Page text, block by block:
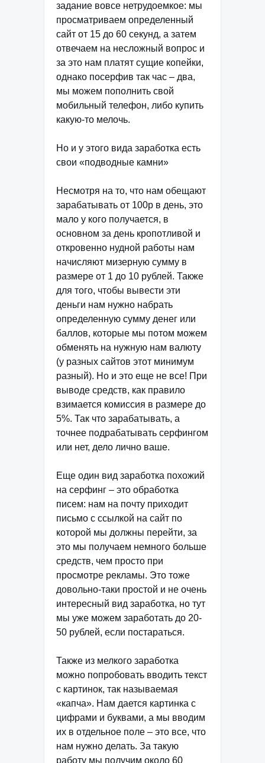
задание вовсе нетрудоемкое: мы
просматриваем определенный
сайт от 15 до 60 секунд, а затем
отвечаем на несложный вопрос и
за это нам платят сущие копейки,
однако посерфив так час – два,
мы можем пополнить свой
мобильный телефон, либо купить
какую-то мелочь.
Но и у этого вида заработка есть
свои «подводные камни»
Несмотря на то, что нам обещают
зарабатывать от 100р в день, это
мало у кого получается, в
основном за день кропотливой и
откровенно нудной работы нам
начисляют мизерную сумму в
размере от 1 до 10 рублей. Также
для того, чтобы вывести эти
деньги нам нужно набрать
определенную сумму денег или
баллов, которые мы потом можем
обменять на нужную нам валюту
(у разных сайтов этот минимум
разный). Но и это еще не все! При
выводе средств, как правило
взимается комиссия в размере до
5%. Так что зарабатывать, а
точнее подрабатывать серфингом
или нет, дело лично ваше.
Еще один вид заработка похожий
на серфинг – это обработка
писем: нам на почту приходит
письмо с ссылкой на сайт по
которой мы должны перейти, за
это мы получаем немного больше
средств, чем просто при
просмотре рекламы. Это тоже
довольно-таки простой и не очень
интересный вид заработка, но тут
мы уже можем заработать до 20-
50 рублей, если постараться.
Также из мелкого заработка
можно попробовать вводить текст
с картинок, так называемая
«капча». Нам дается картинка с
цифрами и буквами, а мы вводим
их в отдельное поле – это все, что
нам нужно делать. За такую
работу мы получим около 60